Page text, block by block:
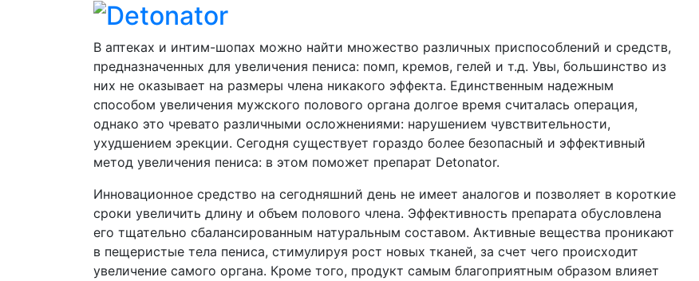
В аптеках и интим-шопах можно найти множество различных приспособлений и средств,
предназначенных для увеличения пениса: помп, кремов, гелей и т.д. Увы, большинство из
них не оказывает на размеры члена никакого эффекта. Единственным надежным
способом увеличения мужского полового органа долгое время считалась операция,
однако это чревато различными осложнениями: нарушением чувствительности,
ухудшением эрекции. Сегодня существует гораздо более безопасный и эффективный
метод увеличения пениса: в этом поможет препарат Detonator.
Инновационное средство на сегодняшний день не имеет аналогов и позволяет в короткие
сроки увеличить длину и объем полового члена. Эффективность препарата обусловлена
его тщательно сбалансированным натуральным составом. Активные вещества проникают
в пещеристые тела пениса, стимулируя рост новых тканей, за счет чего происходит
увеличение самого органа. Кроме того, продукт самым благоприятным образом влияет